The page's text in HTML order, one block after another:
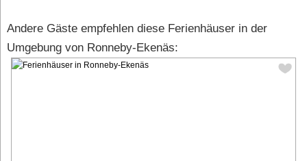
Andere Gäste empfehlen diese Ferienhäuser in der
Umgebung von Ronneby-Ekenäs: